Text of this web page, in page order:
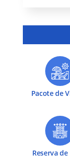
Pacote de
Reserva